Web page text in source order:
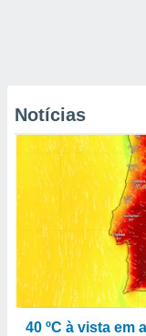
Notícias
40 ºC à vista em